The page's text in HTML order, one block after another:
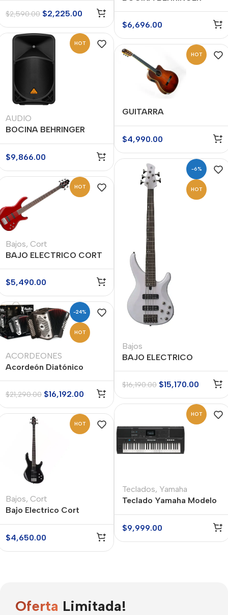
$2,590.00 $2,225.00
MOD. PK115A
$6,696.00
HOT
AUDIO
BOCINA BEHRINGER
$9,866.00
HOT
GUITARRA
TRES PINOS, CAFE
TRANSPARENTE MOD
TPCES-0600 BR
$4,990.00
-6%
HOT
Bajos
BAJO ELECTRICO
YAMAHA MODELO
TRBX-505 TLW
$16,190.00 $15,170.00
HOT
Bajos, Cort
BAJO ELECTRICO CORT
V PLUS TR DE 5
CUERDAS
$5,490.00
-24%
HOT
ACORDEONES
Acordeón Diatónico
Hohner A4840 Panther
Fa-Sib-Mib – Negro
$21,290.00 $16,192.00
HOT
Teclados, Yamaha
Teclado Yamaha Modelo
$9,999.00
HOT
Bajos, Cort
Bajo Electrico Cort
$4,650.00
Oferta Limitada!